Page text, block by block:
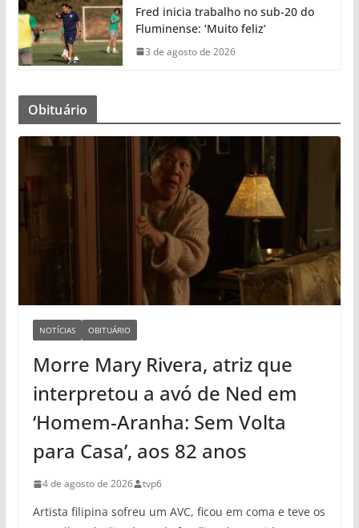
Fred inicia trabalho no sub-20 do
Fluminense: ‘Muito feliz’
3 de agosto de 2026
Obituário
NOTÍCIAS OBITUÁRIO
Morre Mary Rivera, atriz que
interpretou a avó de Ned em
‘Homem-Aranha: Sem Volta
para Casa’, aos 82 anos
4 de agosto de 2026 tvp6
Artista filipina sofreu um AVC, ficou em coma e teve os